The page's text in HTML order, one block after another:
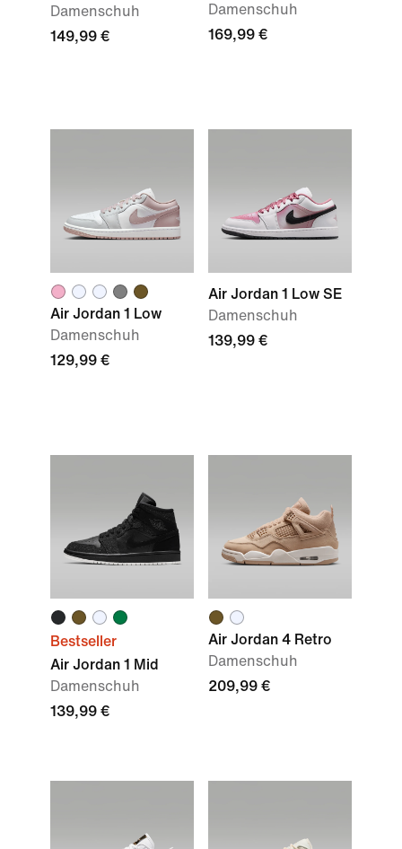
Damenschuh
149,99 €
Damenschuh
169,99 €
Air Jordan 1 Low
Damenschuh
129,99 €
Air Jordan 1 Low SE
Damenschuh
139,99 €
Bestseller
Air Jordan 1 Mid
Damenschuh
139,99 €
Air Jordan 4 Retro
Damenschuh
209,99 €